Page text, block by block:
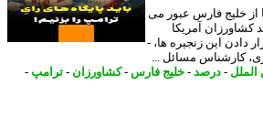
خلیج فارس عبور می
95 درصد کشاورزان آمریکا
این زنجیره ها، -
مسائل ...
-درصد-خلیج فارس-کشاورزان - ترامپ -